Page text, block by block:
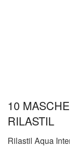
10
RILASTIL
Rilastil Aqua